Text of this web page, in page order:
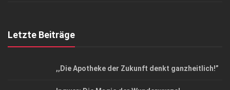
Letzte Beiträge
,,Die Apotheke der Zukunft denkt ganzheitlich!”